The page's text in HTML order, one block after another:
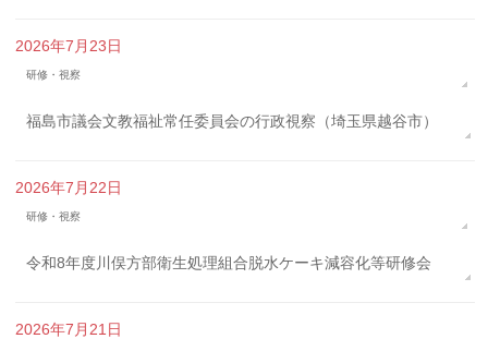
2026年7月23日
研修・視察
福島市議会文教福祉常任委員会の行政視察（埼玉県越谷市）
2026年7月22日
研修・視察
令和8年度川俣方部衛生処理組合脱水ケーキ減容化等研修会
2026年7月21日